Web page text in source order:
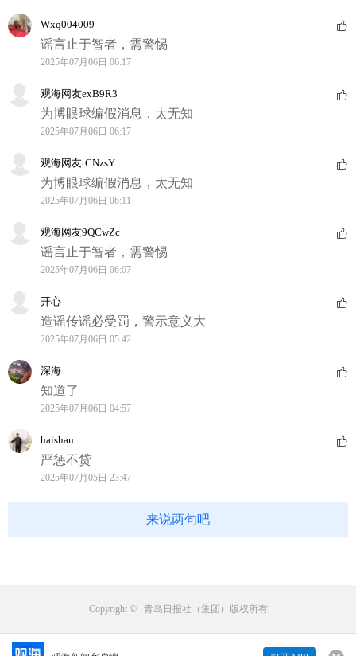
Wxq004009
谣言止于智者，需警惕
2025年07月06日 06:17
观海网友exB9R3
为博眼球编假消息，太无知
2025年07月06日 06:17
观海网友tCNzsY
为博眼球编假消息，太无知
2025年07月06日 06:11
观海网友9QCwZc
谣言止于智者，需警惕
2025年07月06日 06:07
开心
造谣传谣必受罚，警示意义大
2025年07月06日 05:42
深海
知道了
2025年07月06日 04:57
haishan
严惩不贷
2025年07月05日 23:47
来说两句吧
Copyright © 青岛日报社（集团）版权所有